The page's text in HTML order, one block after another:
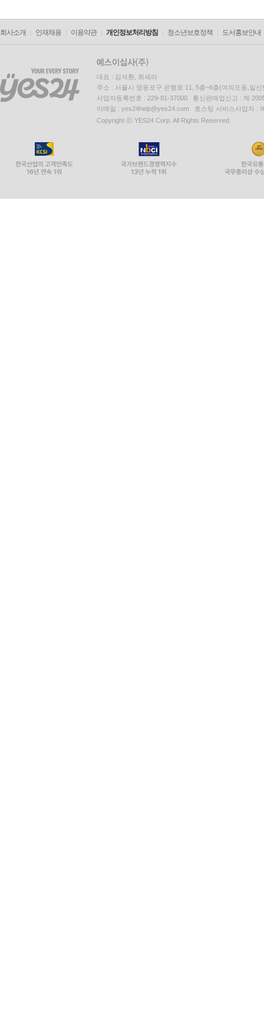
회사소개 인재채용 이용약관 개인정보처리방침 청소년보호정책 도서홍보안내
대표 : 김석환, 최세라
주소 : 서울시 영등포구 은행로 11, 5층~6층(여의도동,일신
사업자등록번호 : 229-81-37000 통신판매업신고 : 제
이메일 : yes24help@yes24.com 호스팅 서비스사업자 :
Copyright ⓒ YES24 Corp. All Rights Reserved.